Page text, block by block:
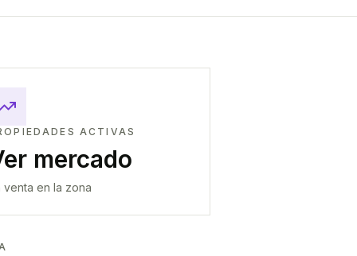
ACTIVAS
mercado
venta en la zona